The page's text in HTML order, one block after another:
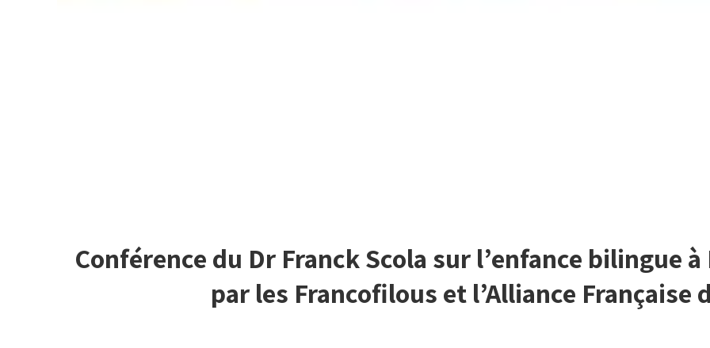
Conférence du Dr Franck Scola sur l’enfance bilingue
par les Francofilous et l’Alliance Française